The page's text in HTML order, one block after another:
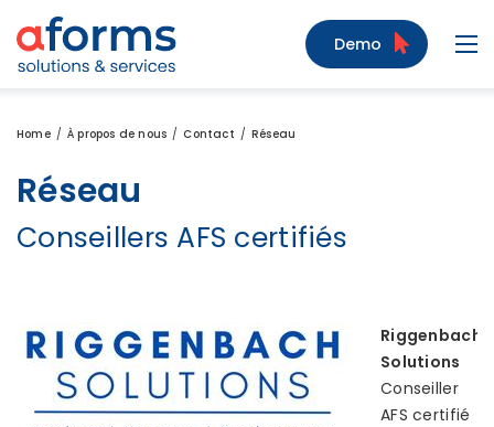
Zum Inhalt
Zum Menü
Zur Suche
Demo
Home À propos de nous Contact Réseau
Réseau
Conseillers AFS certifiés
Riggenbach
Solutions
Conseiller
AFS certifié